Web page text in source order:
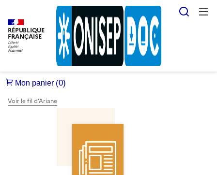
RÉPUBLIQUE
FRANÇAISE
Voir le fil d’Ariane